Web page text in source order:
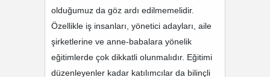
olduğumuz da göz ardı edilmemelidir.
Özellikle iş insanları, yönetici adayları, aile
şirketlerine ve anne-babalara yönelik
eğitimlerde çok dikkatli olunmalıdır. Eğitimi
düzenleyenler kadar katılımcılar da bilinçli